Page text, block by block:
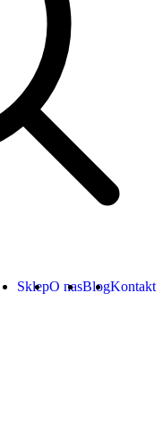
SklepO nasBlogKontakt